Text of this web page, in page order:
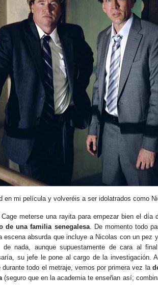
en mi película y volveréis a ser idolatrados como
meterse una rayita para empezar bien el día
de una familia senegalesa. De momento todo
escena absurda que incluye a Nicolas con un pez
nada, aunque supuestamente de cara al
su jefe le pone al cargo de la investigación.
todo el metraje, vemos por primera vez la
(seguro que en la academia te enseñan así;